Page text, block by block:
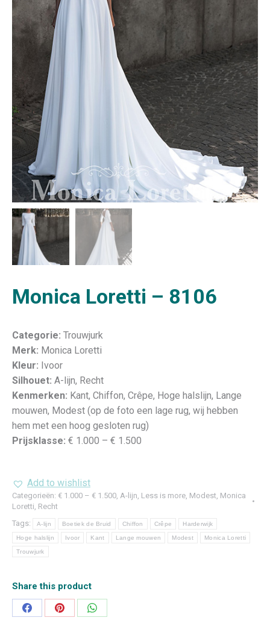
Monica Loretti – 8106
Categorie: Trouwjurk
Merk: Monica Loretti
Kleur: Ivoor
Silhouet: A-lijn, Recht
Kenmerken: Kant, Chiffon, Crêpe, Hoge halslijn, Lange
mouwen, Modest (op de foto een lage rug, wij hebben
hem met een hoog gesloten rug)
Prijsklasse: € 1.000 – € 1.500
Add to wishlist
Categorieën: € 1.000 – € 1.500, A-lijn, Less is more, Modest, Monica
Loretti, Recht
Tags:
A-lijn Boetiek de Bruid Chiffon Crêpe Harderwijk
Hoge halslijn Ivoor Kant Lange mouwen Modest Monica Loretti
Trouwjurk
Share this product
Deel
Deel
Deel